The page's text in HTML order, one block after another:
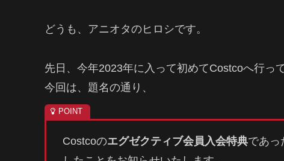
どうも、アニオタのヒロシです。
先日、今年2023年に入って初めてCostcoへ行っ
今回は、題名の通り、
Costcoのエグゼクティブ会員入会特典であっ